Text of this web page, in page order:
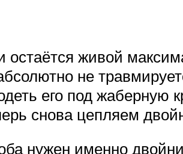
живой
не
его под
снова цепляем
нужен именно